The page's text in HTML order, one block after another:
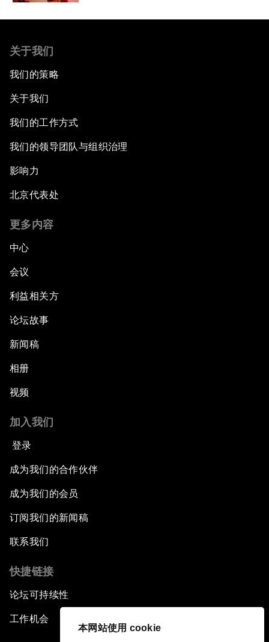
本网站使用 cookie
关于我们
我们的策略
关于我们
我们的工作方式
我们的领导团队与组织治理
影响力
北京代表处
更多内容
中心
会议
利益相关方
论坛故事
新闻稿
相册
视频
加入我们
登录
成为我们的合作伙伴
成为我们的会员
订阅我们的新闻稿
联系我们
快捷链接
论坛可持续性
工作机会